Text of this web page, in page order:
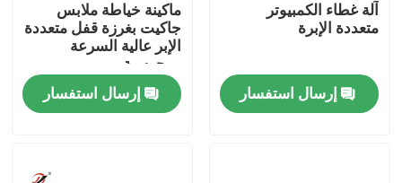
آلة غطاء الكمبيوتر
متعددة الإبرة
إرسال استفسار
ماكينة خياطة ملابس
جاكيت بغرزة قفل متعددة
الإبر عالية السرعة
ومحوسبة
إرسال استفسار